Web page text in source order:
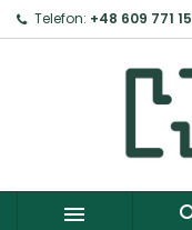
Telefon: +48 609 771
